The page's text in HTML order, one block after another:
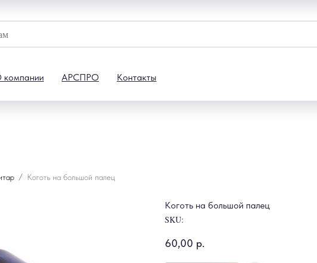
компании АРСПРО Контакты
Коготь на большой палец
Коготь на большой палец
SKU:
60,00 р.